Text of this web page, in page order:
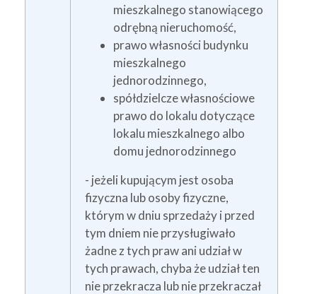
mieszkalnego stanowiącego
odrębną nieruchomość,
prawo własności budynku
mieszkalnego
jednorodzinnego,
spółdzielcze własnościowe
prawo do lokalu dotyczące
lokalu mieszkalnego albo
domu jednorodzinnego
- jeżeli kupującym jest osoba
fizyczna lub osoby fizyczne,
którym w dniu sprzedaży i przed
tym dniem nie przysługiwało
żadne z tych praw ani udział w
tych prawach, chyba że udział ten
nie przekracza lub nie przekraczał